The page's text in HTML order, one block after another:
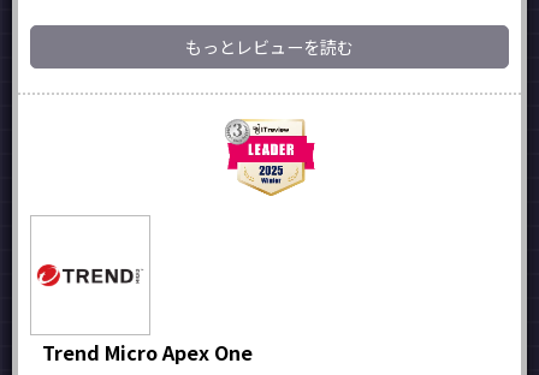
もっとレビューを読む
Trend Micro Apex One